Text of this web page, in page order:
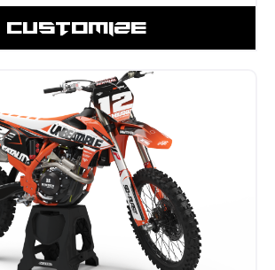
CUSTOMIZE